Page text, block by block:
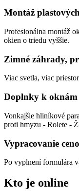
Montáž
Profesionálna montáž
okien o triedu vyššie.
Zimné záhrady,
Viac svetla, viac
Doplnky k oknám
Vonkajšie hliníkové
proti hmyzu - Rolete -
Vypracovanie
Po vyplnení formulára
Kto je online